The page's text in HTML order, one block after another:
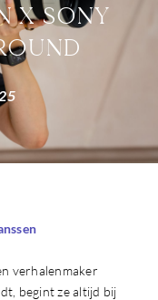
X SONY
verhalenmaker
begint ze altijd bij